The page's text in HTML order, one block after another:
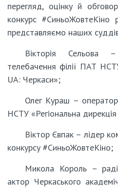
перегляд, оцінку й
конкурс #СиньоЖовтеКіно
представляємо наших
Вікторія Сельова
телебачення філії ПАТ
UA: Черкаси»;
Олег Кураш –
НСТУ «Регіональна
Віктор Євпак – лідер
конкурсу #СиньоЖовтеКіно;
Микола Король –
актор Черкаського